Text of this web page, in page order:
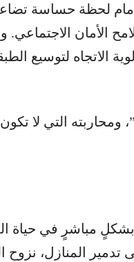
أمام لحظة حساسة
الأمان الاجتماعي.
الاتجاه لتوسيع
التي لا
مباشرٍ في حياة
المنازل، نزوح